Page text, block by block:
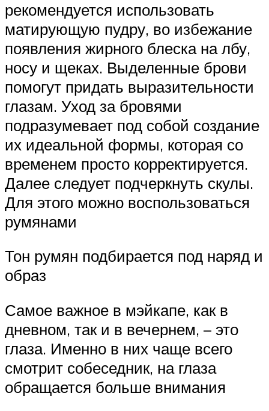
рекомендуется использовать
матирующую пудру, во избежание
появления жирного блеска на лбу,
носу и щеках. Выделенные брови
помогут придать выразительности
глазам. Уход за бровями
подразумевает под собой создание
их идеальной формы, которая со
временем просто корректируется.
Далее следует подчеркнуть скулы.
Для этого можно воспользоваться
румянами
Тон румян подбирается под наряд и
образ
Самое важное в мэйкапе, как в
дневном, так и в вечернем, – это
глаза. Именно в них чаще всего
смотрит собеседник, на глаза
обращается больше внимания